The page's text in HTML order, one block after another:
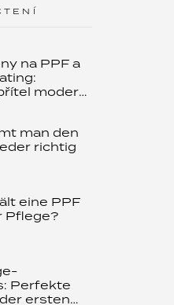
na PPF a
moderní
man den
richtig
eine PPF
Pflege?
Perfekte
ersten